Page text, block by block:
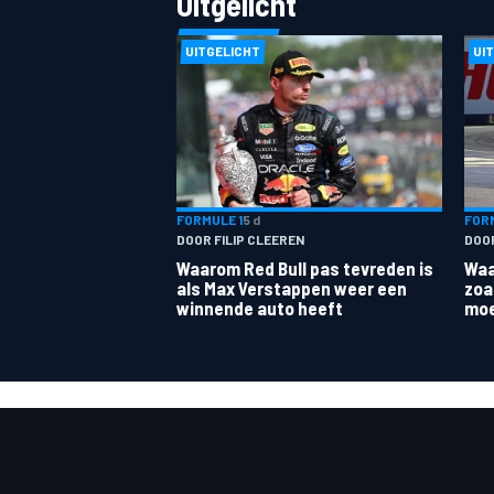
MEER RACEKLASSEN
UITGELICHT
FORMULE 15 d
DOOR FILIP CLEEREN
Waarom Red Bull pas tevreden is
als Max Verstappen weer een
winnende auto heeft